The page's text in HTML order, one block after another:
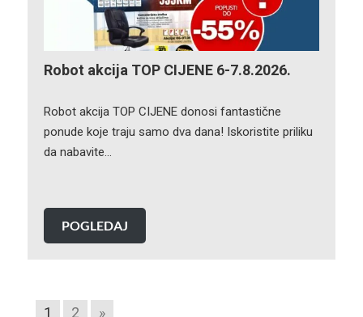
Robot akcija TOP CIJENE 6-7.8.2026.
Robot akcija TOP CIJENE donosi fantastične
ponude koje traju samo dva dana! Iskoristite priliku
da nabavite…
POGLEDAJ
1 2
»